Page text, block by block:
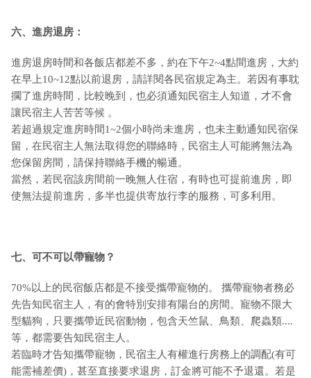
六、進房退房：
進房退房時間和各飯店都差不多，約在下午2~4點間進房，大約
在早上10~12點以前退房，請詳閱各民宿規定為主。若因有事耽
擱了進房時間，比較晚到，也必須通知民宿主人知道，才不會
讓民宿主人苦苦等候 。
若超過規定進房時間1~2個小時尚未進房，也未主動通知民宿保
留，在民宿主人無法取得您的聯絡時，民宿主人可能將無法為
您保留房間，請保持聯絡手機的暢通。
當然，若民宿該房間前一晚無人住宿，有時也可提前進房，即
使無法提前進房，多半也提供寄放行李的服務，可多利用。
七、可不可以帶寵物？
70%以上的民宿飯店都是不接受攜帶寵物的。 攜帶寵物者務必
先告知民宿主人，有的會特別安排有陽台的房間。寵物不限大
型貓狗，只要攜帶近民宿動物，包含天竺鼠、鳥類、爬蟲類....
等，都需要告知民宿主人。
若臨時才告知攜帶寵物，民宿主人有權進行房務上的調配(有可
能需補差價)，甚至直接要求退房，訂金將可能不予退還。若是